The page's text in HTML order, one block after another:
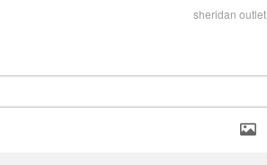
sheridan outlet